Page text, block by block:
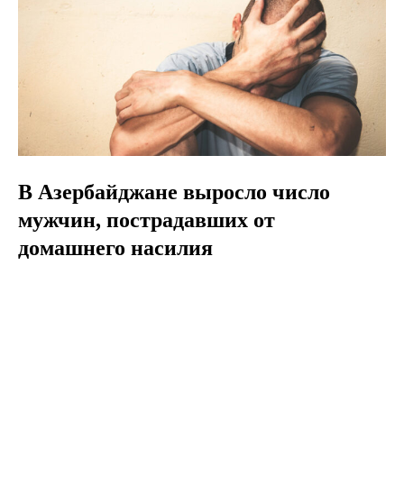
В Азербайджане выросло число
мужчин, пострадавших от
домашнего насилия